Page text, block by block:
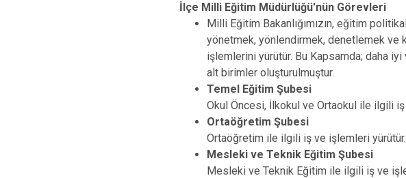
İlçe Milli Eğitim Müdürlüğü'nün Görevleri
Milli Eğitim Bakanlığımızın, eğitim
yönetmek, yönlendirmek, denetlemek
işlemlerini yürütür. Bu Kapsamda; daha
alt birimler oluşturulmuştur.
Temel Eğitim Şubesi
Okul Öncesi, İlkokul ve Ortaokul ile ilgili
Ortaöğretim Şubesi
Ortaöğretim ile ilgili iş ve işlemleri yürütür.
Mesleki ve Teknik Eğitim Şubesi
Mesleki ve Teknik Eğitim ile ilgili iş ve